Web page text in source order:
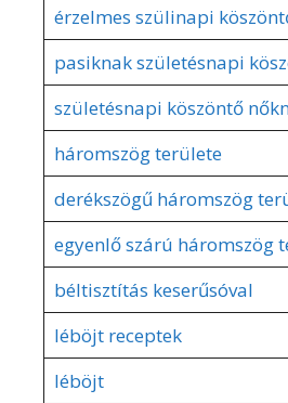
érzelmes szülinapi
pasiknak születésnapi
születésnapi köszöntő
háromszög területe
derékszögű háromszög
egyenlő szárú háromszög
béltisztítás keserűsóval
léböjt receptek
léböjt